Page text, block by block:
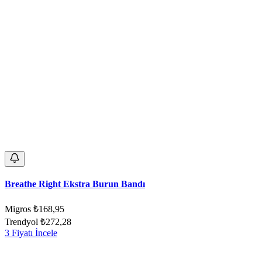
Breathe Right Ekstra Burun Bandı
Migros ₺168,95
Trendyol ₺272,28
3 Fiyatı İncele